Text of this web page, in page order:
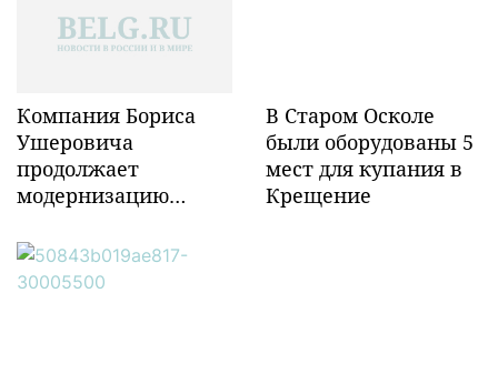
Компания Бориса
Ушеровича
продолжает
модернизацию
инфраструктуры в
Забайкалье
В Старом Осколе
были оборудованы 5
мест для купания в
Крещение